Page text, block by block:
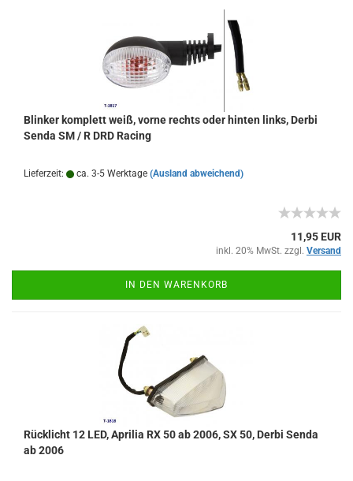
Blinker komplett weiß, vorne rechts oder hinten links, Derbi
Senda SM / R DRD Racing
Lieferzeit: ca. 3-5 Werktage (Ausland abweichend)
11,95 EUR
inkl. 20% MwSt. zzgl. Versand
IN DEN WARENKORB
Rücklicht 12 LED, Aprilia RX 50 ab 2006, SX 50, Derbi Senda
ab 2006